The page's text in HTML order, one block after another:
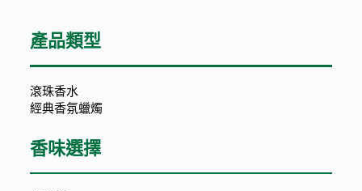
產品類型
滾珠香水
經典香氛蠟燭
香味選擇